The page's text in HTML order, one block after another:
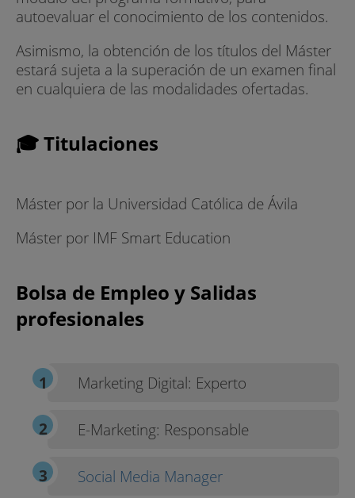
autoevaluar el conocimiento de los contenidos.
Asimismo, la obtención de los títulos del Máster
estará sujeta a la superación de un examen final
en cualquiera de las modalidades ofertadas.
🎓 Titulaciones
Máster por la Universidad Católica de Ávila
Máster por IMF Smart Education
Bolsa de Empleo y Salidas
profesionales
Marketing Digital: Experto
E-Marketing: Responsable
Social Media Manager